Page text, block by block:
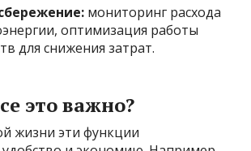
мониторинг расхода
оптимизация работы
для снижения затрат.
это важно?
жизни эти функции